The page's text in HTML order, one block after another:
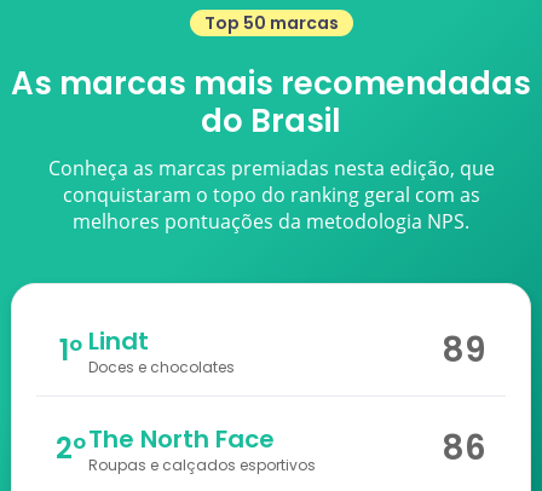
Top 50 marcas
As marcas mais recomendadas
do Brasil
Conheça as marcas premiadas nesta edição, que
conquistaram o topo do ranking geral com as
melhores pontuações da metodologia NPS.
1º Lindt
Doces e chocolates 89
2ºThe North Face
Roupas e calçados esportivos 86